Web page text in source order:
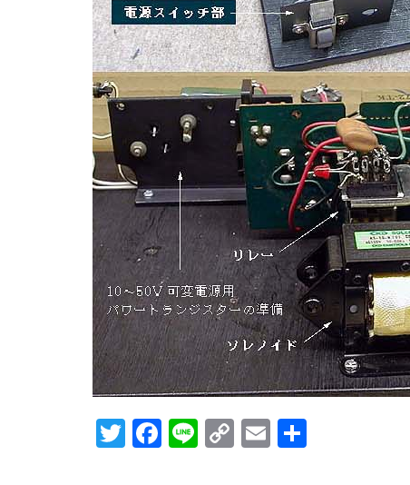
Twitter
Facebook
LineCopyEmail